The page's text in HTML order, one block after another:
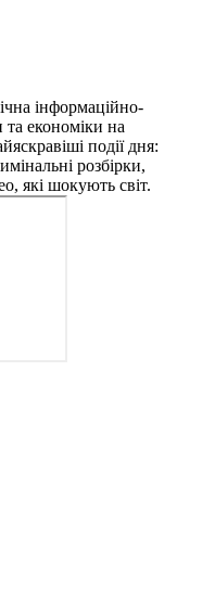
інформаційно-
та економіки на
події дня:
розбірки,
які шокують світ.